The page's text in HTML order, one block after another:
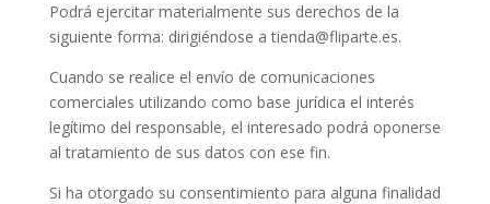
Podrá ejercitar materialmente sus derechos de la
siguiente forma: dirigiéndose a tienda@fliparte.es.
Cuando se realice el envío de comunicaciones
comerciales utilizando como base jurídica el interés
legítimo del responsable, el interesado podrá oponerse
al tratamiento de sus datos con ese fin.
Si ha otorgado su consentimiento para alguna finalidad